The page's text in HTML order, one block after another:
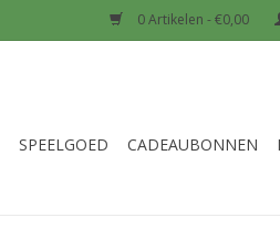
0 Artikelen - €0,00
SPEELGOED CADEAUBONNEN